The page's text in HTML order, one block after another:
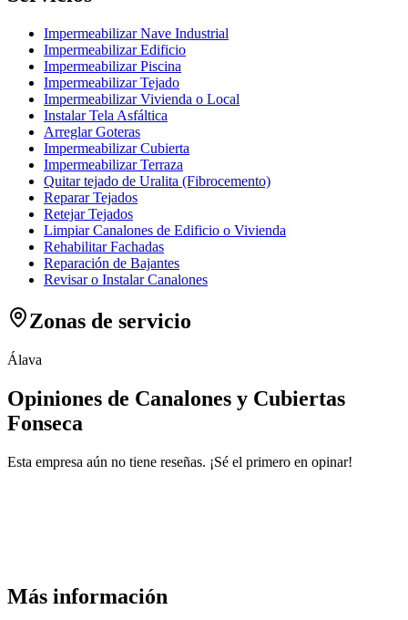
Impermeabilizar Nave Industrial
Impermeabilizar Edificio
Impermeabilizar Piscina
Impermeabilizar Tejado
Impermeabilizar Vivienda o Local
Instalar Tela Asfáltica
Arreglar Goteras
Impermeabilizar Cubierta
Impermeabilizar Terraza
Quitar tejado de Uralita (Fibrocemento)
Reparar Tejados
Retejar Tejados
Limpiar Canalones de Edificio o Vivienda
Rehabilitar Fachadas
Reparación de Bajantes
Revisar o Instalar Canalones
Zonas de servicio
Álava
Opiniones de Canalones y Cubiertas
Fonseca
Esta empresa aún no tiene reseñas. ¡Sé el primero en opinar!
Más información